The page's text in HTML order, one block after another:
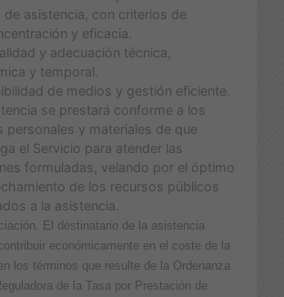
de asistencia, con criterios de
y eficacia.
y adecuación técnica,
y temporal.
de medios y gestión eficiente.
se prestará conforme a los
personales y materiales de que
el Servicio para atender las
formuladas, velando por el óptimo
de los recursos públicos
a la asistencia.
El destinatario de la asistencia
económicamente en el coste de la
los términos que resulte de la Ordenanza
de la Tasa por Prestación de